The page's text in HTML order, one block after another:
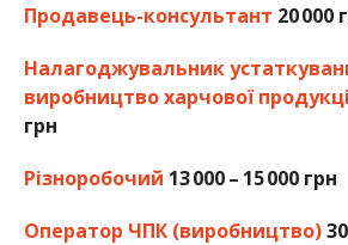
Продавець-консультант 20 000
Налагоджувальник
виробництво харчової
грн
Різноробочий 13 000 – 15 000 грн
Оператор ЧПК (виробництво)30